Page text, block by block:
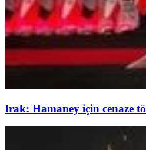
Irak: Hamaney için cenaze